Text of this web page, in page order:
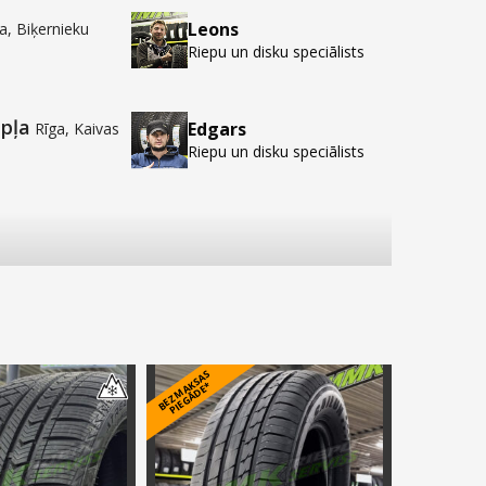
Leons
Riepu un disku speciālists
Edgars
Riepu un disku speciālists
B
E
Z
M
A
K
S
A
S
PI
E
G
Ā
D
E
*